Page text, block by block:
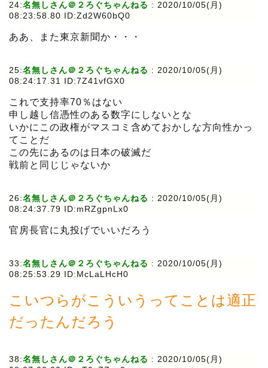
24:名無しさん＠２ろぐちゃんねる : 2020/10/05(月)
08:23:58.80 ID:Zd2W60bQ0
ああ、また東京新聞か・・・
25:名無しさん＠２ろぐちゃんねる : 2020/10/05(月)
08:24:17.31 ID:7Z41vfGX0
これで支持率70％はない
申し越し信憑性のある数字にしないとな
いかにこの政権がマスコミ含めておかしな方向性かっ
てことだ
この先にあるのは日本の破滅だ
戦前と同じじゃないか
26:名無しさん＠２ろぐちゃんねる : 2020/10/05(月)
08:24:37.79 ID:mRZgpnLx0
官房長官に丸投げでいいだろう
33:名無しさん＠２ろぐちゃんねる : 2020/10/05(月)
08:25:53.29 ID:McLaLHcH0
こいつらがこういうってことは適正
だったんだろう
38:名無しさん＠２ろぐちゃんねる : 2020/10/05(月)